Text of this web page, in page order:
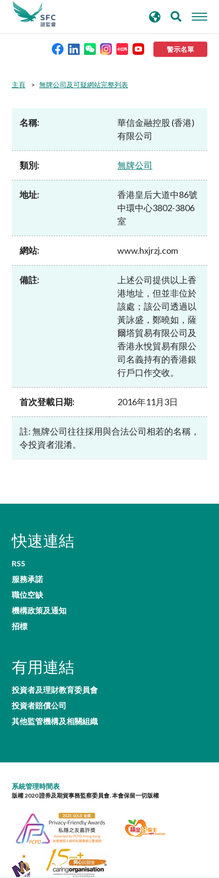
警示名單
本會簡介
資料庫
新聞稿及公布
尋
主頁 無牌公司及可疑網站完整列表
名稱:
華信金融控股 (香港)
有限公司
類別: 無牌公司
地址:
香港皇后大道中86號
中環中心3802-3806
室
網站: www.hxjrzj.com
備註:
上述公司提供以上香
港地址，但並非位於
該處；該公司透過以
黃詠盛，鄭曉如，薩
爾塔貿易有限公司及
香港永悅貿易有限公
司名義持有的香港銀
行戶口作交收。
首次登載日期: 2016年11月3日
註: 無牌公司往往採用與合法公司相若的名稱，
令投資者混淆。
快速連結
RSS
服務承諾
職位空缺
機構政策及通知
招標
有用連結
投資者及理財教育委員會
投資者賠償公司
其他監管機構及相關組織
系統管理時間表
版權 2020 證券及期貨事務監察委員會. 本會保留一切版權